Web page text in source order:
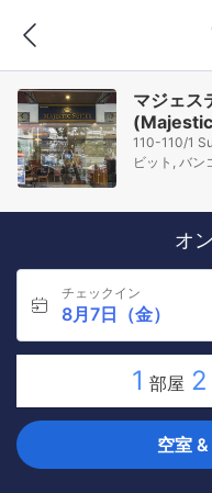
マジェス
110-110/1
ビット, バン
オ
チェックイン
8月7日（金）
1 部屋 2
空室